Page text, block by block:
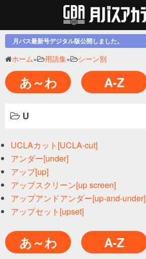
月バス最新号デジタル版公開しました。
ホーム» 用語集» シーン別
あ～わ A-Z
U
UCLAカット[UCLA-cut]
アンダー[under]
アップ[up]
アップスクリーン[up screen]
アップアンドアンダー[up-and-under]
アップセット[upset]
あ～わ A-Z